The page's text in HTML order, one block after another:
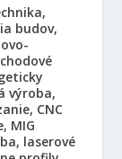
budov,
výroba,
CNC
MIG
laserové